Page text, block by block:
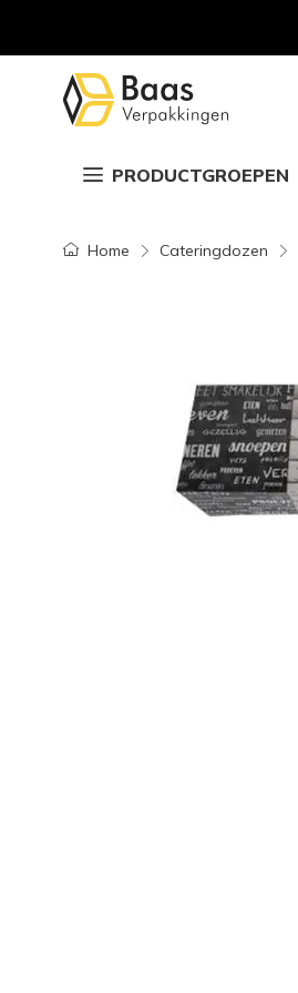
PRODUCTGROEPEN
Home Cateringdozen